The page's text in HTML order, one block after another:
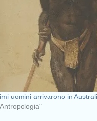
uomini arrivarono in